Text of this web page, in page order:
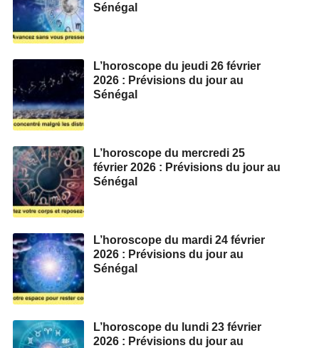
Sénégal
L’horoscope du jeudi 26 février
2026 : Prévisions du jour au
Sénégal
L’horoscope du mercredi 25
février 2026 : Prévisions du jour au
Sénégal
L’horoscope du mardi 24 février
2026 : Prévisions du jour au
Sénégal
L’horoscope du lundi 23 février
2026 : Prévisions du jour au